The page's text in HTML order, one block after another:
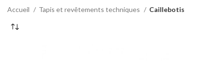
Accueil Tapis et revêtements techniques Caillebotis